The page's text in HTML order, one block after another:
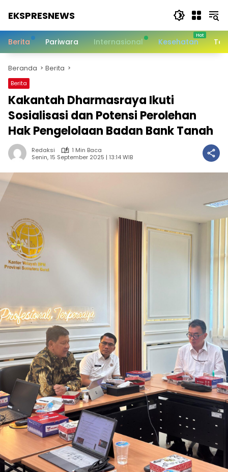
EKSPRESNEWS
Dalam
Berita Pariwara Internasional Kesehatan
Beranda Berita
Berita
Kakantah Dharmasraya Ikuti
Sosialisasi dan Potensi Perolehan
Hak Pengelolaan Badan Bank Tanah
Redaksi
1 Min Baca
Senin, 15 September 2025 | 13:14 WIB